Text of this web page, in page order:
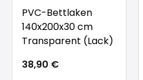
PVC-Bettlaken
140x200x30 cm
Transparent (Lack)
38,90 €